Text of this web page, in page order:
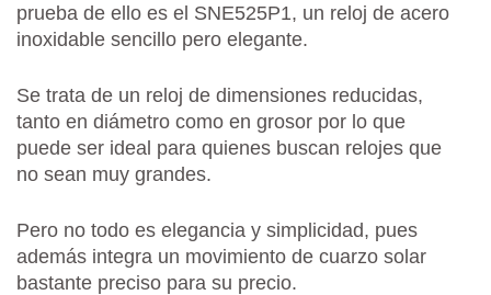
prueba de ello es el SNE525P1, un reloj de acero
inoxidable sencillo pero elegante.
Se trata de un reloj de dimensiones reducidas,
tanto en diámetro como en grosor por lo que
puede ser ideal para quienes buscan relojes que
no sean muy grandes.
Pero no todo es elegancia y simplicidad, pues
además integra un movimiento de cuarzo solar
bastante preciso para su precio.